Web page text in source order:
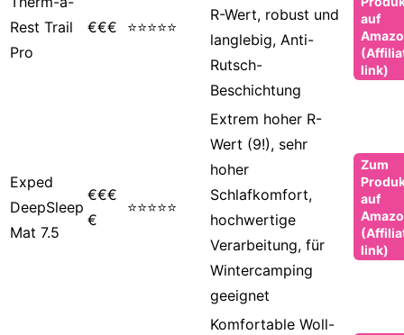
Rest Trail
Pro
€€€ ⭐⭐⭐⭐⭐
R-Wert, robust und
langlebig, Anti-
Rutsch-
Beschichtung
auf
link)
Exped
DeepSleep
Mat 7.5
€€€
€
⭐⭐⭐⭐⭐
Extrem hoher R-
Wert (9!), sehr
hoher
Schlafkomfort,
hochwertige
Verarbeitung, für
Wintercamping
geeignet
Zum
auf
link)
Komfortable Woll-